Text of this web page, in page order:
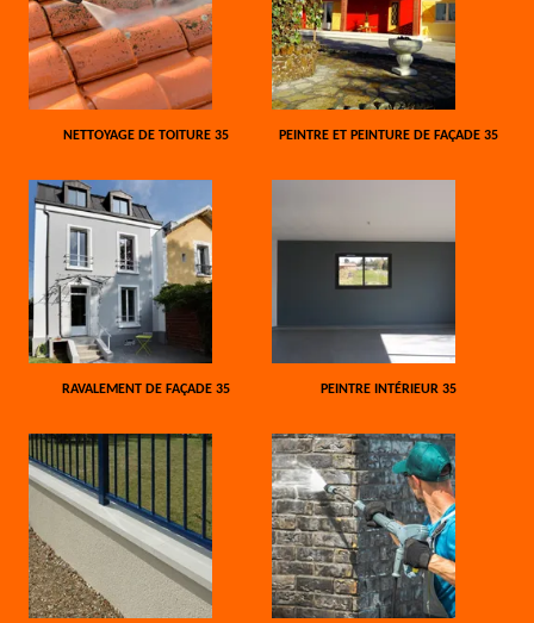
NETTOYAGE DE TOITURE 35 PEINTRE ET PEINTURE DE FAÇADE 35
RAVALEMENT DE FAÇADE 35 PEINTRE INTÉRIEUR 35